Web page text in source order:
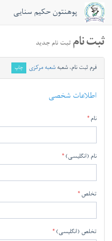
پوهنتون حکیم سنایی
ثبت نام ثبت نام جدید
فرم ثبت نام، شعبهشعبه مرکزی چاپ
اطلاعات شخصی
نام
نام (انگلیسی)
تخلص
تخلص (انگلیسی)